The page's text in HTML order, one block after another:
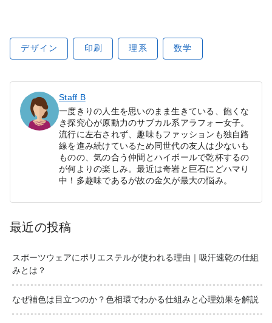
デザイン 印刷 理系 数学
Staff B
一度きりの人生を思いのまま生きている、飽くな
き探究心が原動力のサブカル系アラフォー女子。
流行に左右されず、趣味もファッションも独自路
線を進み続けているため同世代の友人は少ないも
ものの、気の合う仲間とハイボールで乾杯するの
が何よりの楽しみ。最近は奇岩と巨石にどハマり
中！多趣味であるが故の金欠が最大の悩み。
最近の投稿
スポーツウェアにポリエステルが使われる理由｜吸汗速乾の仕組
みとは？
なぜ補色は目立つのか？色相環でわかる仕組みと心理効果を解説